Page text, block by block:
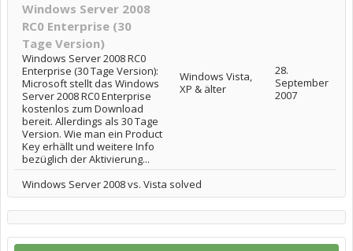
Windows Server 2008
RC0 Enterprise (30
Tage Version)
Windows Server 2008 RC0
Enterprise (30 Tage Version):
Microsoft stellt das Windows
Server 2008 RC0 Enterprise
kostenlos zum Download
bereit. Allerdings als 30 Tage
Version. Wie man ein Product
Key erhällt und weitere Info
bezüglich der Aktivierung...
Windows Vista,
XP & älter
28.
September
2007
Windows Server 2008 vs. Vista solved